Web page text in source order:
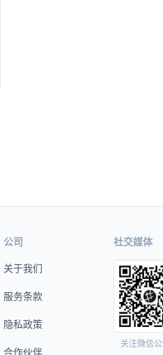
公司
关于我们
服务条款
隐私政策
合作伙伴
社交媒体
关注微信